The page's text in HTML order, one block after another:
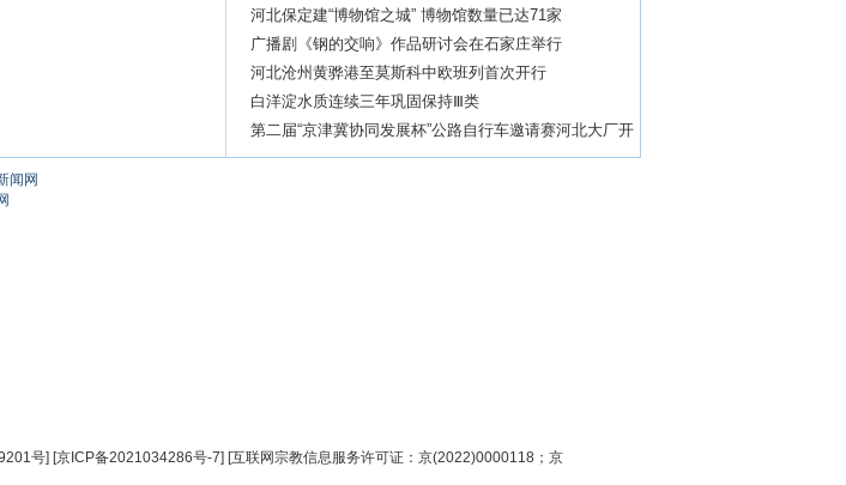
河北保定建“博物馆之城” 博物馆数量已达71家
广播剧《钢的交响》作品研讨会在石家庄举行
河北沧州黄骅港至莫斯科中欧班列首次开行
白洋淀水质连续三年巩固保持Ⅲ类
第二届“京津冀协同发展杯”公路自行车邀请赛河北大厂开
赛
闻网
号] [京ICP备2021034286号-7] [互联网宗教信息服务许可证：京(2022)0000118；京